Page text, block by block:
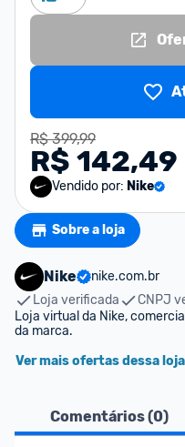
R$ 399,99
R$ 142,49
Vendido por: Nike
Sobre a loja
Nike
nike.com.br
Loja verificada
CNPJ
Loja virtual da Nike,
da marca.
Ver mais ofertas dessa loja
Comentários (0)